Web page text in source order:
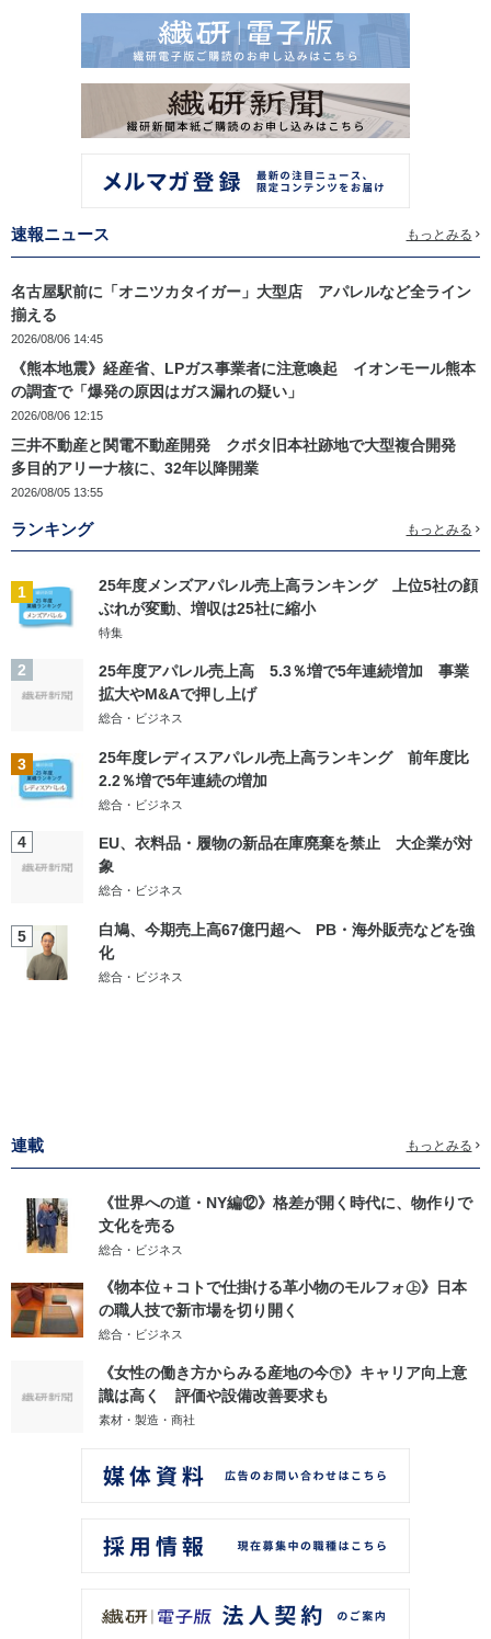
速報ニュース もっとみる
名古屋駅前に「オニツカタイガー」大型店 アパレルなど全ライン
揃える
2026/08/06 14:45
《熊本地震》経産省、LPガス事業者に注意喚起 イオンモール熊本
の調査で「爆発の原因はガス漏れの疑い」
2026/08/06 12:15
三井不動産と関電不動産開発 クボタ旧本社跡地で大型複合開発
多目的アリーナ核に、32年以降開業
2026/08/05 13:55
ランキング もっとみる
1
25年度メンズアパレル売上高ランキング 上位5社の顔
ぶれが変動、増収は25社に縮小
特集
2
25年度アパレル売上高 5.3％増で5年連続増加 事業
拡大やM&Aで押し上げ
総合・ビジネス
3
25年度レディスアパレル売上高ランキング 前年度比
2.2％増で5年連続の増加
総合・ビジネス
4
EU、衣料品・履物の新品在庫廃棄を禁止 大企業が対
象
総合・ビジネス
5
白鳩、今期売上高67億円超へ PB・海外販売などを強
化
総合・ビジネス
連載 もっとみる
《世界への道・NY編⑫》格差が開く時代に、物作りで
文化を売る
総合・ビジネス
《物本位＋コトで仕掛ける革小物のモルフォ㊤》日本
の職人技で新市場を切り開く
総合・ビジネス
《女性の働き方からみる産地の今㊦》キャリア向上意
識は高く 評価や設備改善要求も
素材・製造・商社